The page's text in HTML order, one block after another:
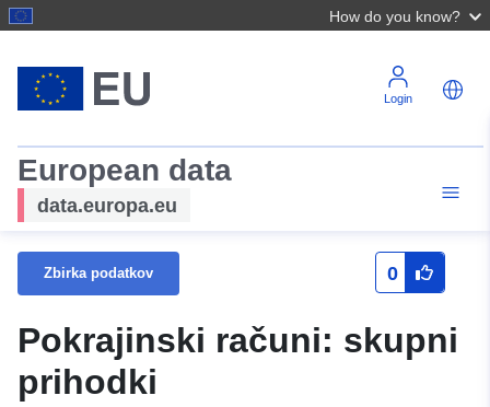
How do you know?
Login
European data
data.europa.eu
Zbirka podatkov 0
Pokrajinski računi: skupni
prihodki